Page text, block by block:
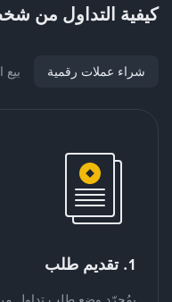
كيفية التداول
شراء عملات رقمية بيع
1. تقديم طلب